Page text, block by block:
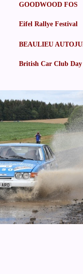
GOODWOOD FOS
Eifel Rallye Festival
BEAULIEU
British Car Club Day